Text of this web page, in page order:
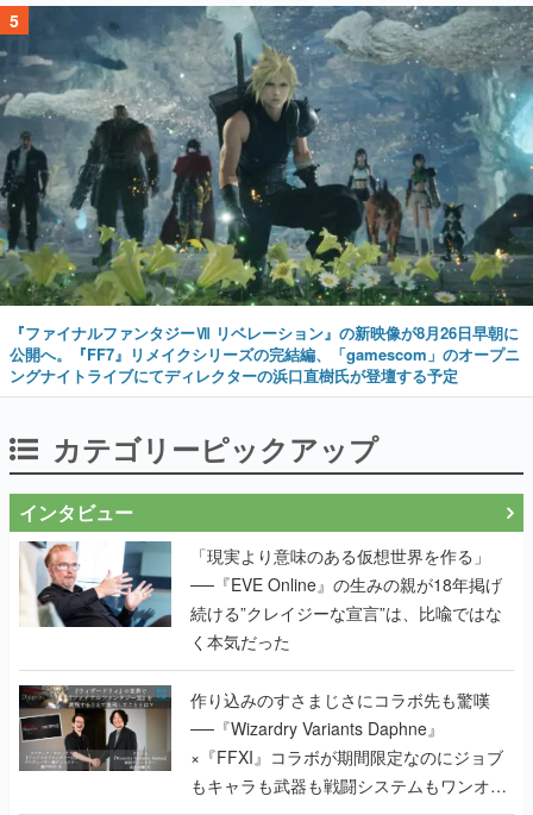
5
『ファイナルファンタジーⅦ リベレーション』の新映像が8月26日早朝に
公開へ。『FF7』リメイクシリーズの完結編、「gamescom」のオープニ
ングナイトライブにてディレクターの浜口直樹氏が登壇する予定
カテゴリーピックアップ
インタビュー
「現実より意味のある仮想世界を作る」
──『EVE Online』の生みの親が18年掲げ
続ける”クレイジーな宣言”は、比喩ではな
く本気だった
作り込みのすさまじさにコラボ先も驚嘆
──『Wizardry Variants Daphne』
×『FFXI』コラボが期間限定なのにジョブ
もキャラも武器も戦闘システムもワンオフ